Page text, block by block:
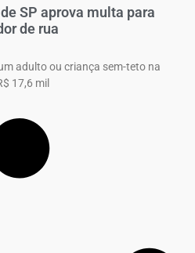
SP aprova multa para
de rua
adulto ou criança sem-teto na
17,6 mil